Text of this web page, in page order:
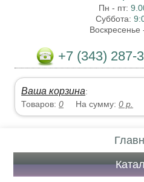
Пн - пт:
Суббота:
Воскресенье
+7 (343) 287-
Ваша корзина:
Товаров:0 На сумму:0 р.